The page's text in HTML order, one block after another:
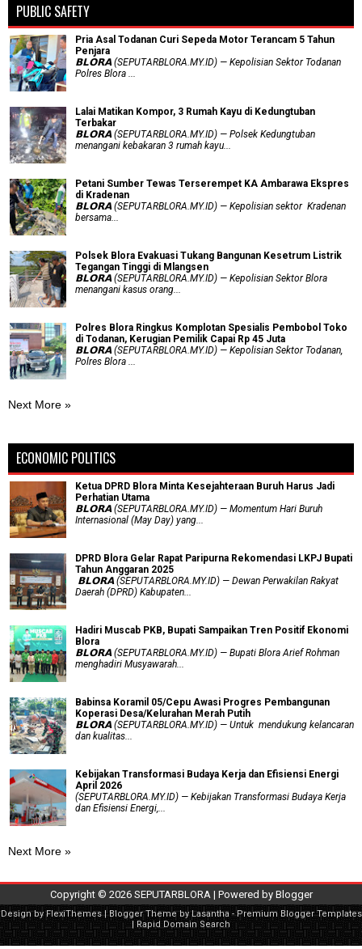
PUBLIC SAFETY
Pria Asal Todanan Curi Sepeda Motor Terancam 5 Tahun
Penjara
𝗕𝗟𝗢𝗥𝗔 (SEPUTARBLORA.MY.ID) — Kepolisian Sektor Todanan
Polres Blora ...
Lalai Matikan Kompor, 3 Rumah Kayu di Kedungtuban
Terbakar
𝗕𝗟𝗢𝗥𝗔 (SEPUTARBLORA.MY.ID) — Polsek Kedungtuban
menangani kebakaran 3 rumah kayu...
Petani Sumber Tewas Terserempet KA Ambarawa Ekspres
di Kradenan
𝗕𝗟𝗢𝗥𝗔 (SEPUTARBLORA.MY.ID) — Kepolisian sektor Kradenan
bersama...
Polsek Blora Evakuasi Tukang Bangunan Kesetrum Listrik
Tegangan Tinggi di Mlangsen
𝗕𝗟𝗢𝗥𝗔 (SEPUTARBLORA.MY.ID) — Kepolisian Sektor Blora
menangani kasus orang...
Polres Blora Ringkus Komplotan Spesialis Pembobol Toko
di Todanan, Kerugian Pemilik Capai Rp 45 Juta
𝗕𝗟𝗢𝗥𝗔 (SEPUTARBLORA.MY.ID) — Kepolisian Sektor Todanan,
Polres Blora ...
Next More »
ECONOMIC POLITICS
Ketua DPRD Blora Minta Kesejahteraan Buruh Harus Jadi
Perhatian Utama
​𝗕𝗟𝗢𝗥𝗔 (SEPUTARBLORA.MY.ID) — Momentum Hari Buruh
Internasional (May Day) yang...
DPRD Blora Gelar Rapat Paripurna Rekomendasi LKPJ Bupati
Tahun Anggaran 2025
‎ 𝗕𝗟𝗢𝗥𝗔 (SEPUTARBLORA.MY.ID) — Dewan Perwakilan Rakyat
Daerah (DPRD) Kabupaten...
Hadiri Muscab PKB, Bupati Sampaikan Tren Positif Ekonomi
Blora
𝗕𝗟𝗢𝗥𝗔 (SEPUTARBLORA.MY.ID) — Bupati Blora Arief Rohman
menghadiri Musyawarah...
Babinsa Koramil 05/Cepu Awasi Progres Pembangunan
Koperasi Desa/Kelurahan Merah Putih
𝗕𝗟𝗢𝗥𝗔 (SEPUTARBLORA.MY.ID) — Untuk mendukung kelancaran
dan kualitas...
Kebijakan Transformasi Budaya Kerja dan Efisiensi Energi
April 2026
(SEPUTARBLORA.MY.ID) — Kebijakan Transformasi Budaya Kerja
dan Efisiensi Energi,...
Next More »
Copyright © 2026 SEPUTARBLORA | Powered by Blogger
Design byFlexiThemes| Blogger Theme byLasantha -Premium Blogger Templates
|Rapid Domain Search